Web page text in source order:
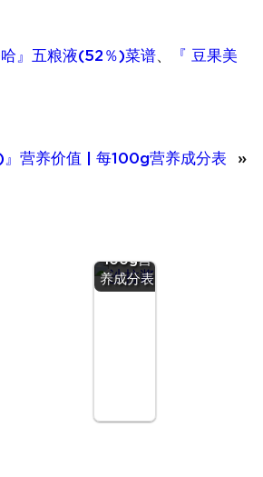
哈』五粮液(52％)菜谱、
『 豆果美
』营养价值 | 每100g营养成分表 »
100g营
养成分表